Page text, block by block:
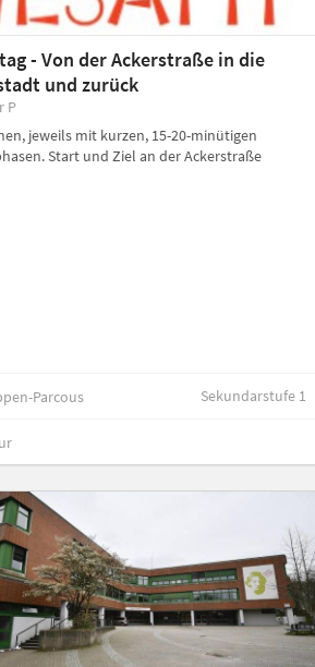
- Von der Ackerstraße in die
und zurück
P
jeweils mit kurzen, 15-20-minütigen
Start und Ziel an der Ackerstraße
Parcous Sekundarstufe 1